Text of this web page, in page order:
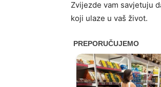
Zvijezde vam savjetuju
koji ulaze u vaš život.